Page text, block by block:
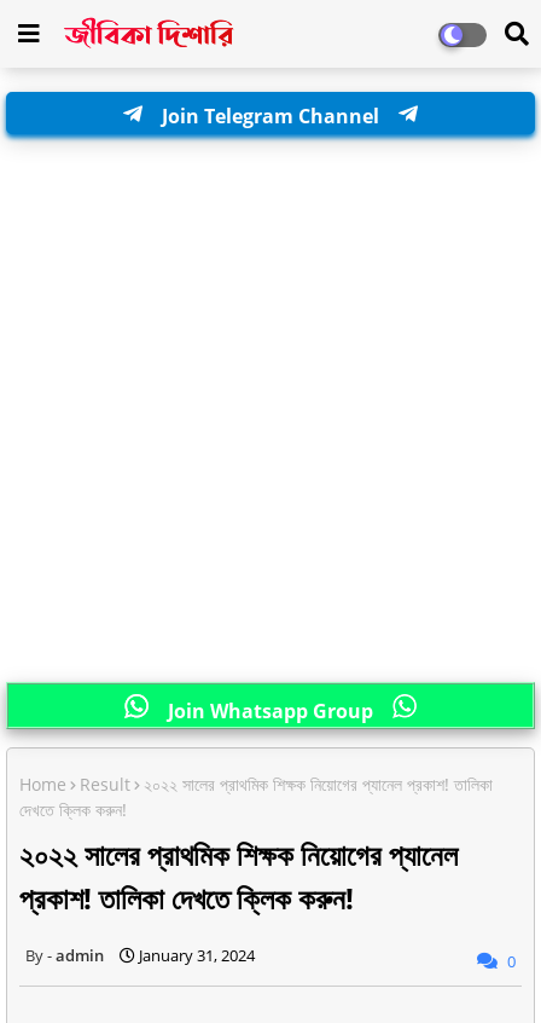
Join Telegram Channel
Join Whatsapp Group
Home Result
২০২২ সালের প্রাথমিক শিক্ষক নিয়োগের প্যানেল প্রকাশ! তালিকা
দেখতে ক্লিক করুন!
২০২২ সালের প্রাথমিক শিক্ষক নিয়োগের প্যানেল
প্রকাশ! তালিকা দেখতে ক্লিক করুন!
admin January 31, 2024 0